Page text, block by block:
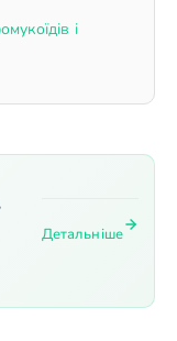
і
,
Детальніше